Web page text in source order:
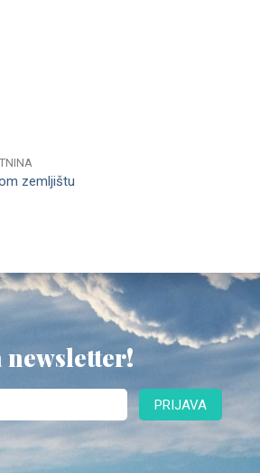
zemljištu
newsletter!
PRIJAVA